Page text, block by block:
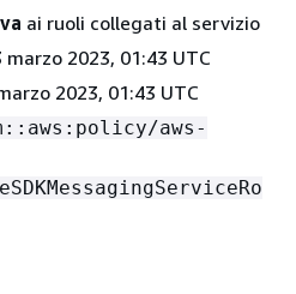
ai ruoli collegati al servizio
marzo 2023, 01:43 UTC
2023, 01:43 UTC
aws-